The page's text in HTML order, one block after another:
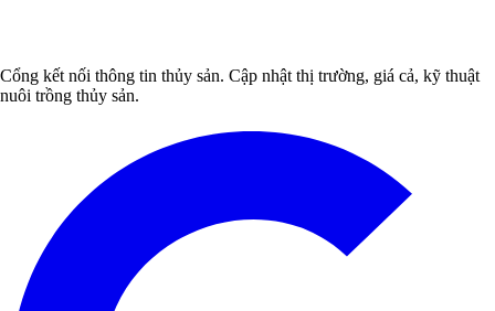
Cổng kết nối thông tin thủy sản. Cập nhật thị trường, giá cả, kỹ thuật
nuôi trồng thủy sản.